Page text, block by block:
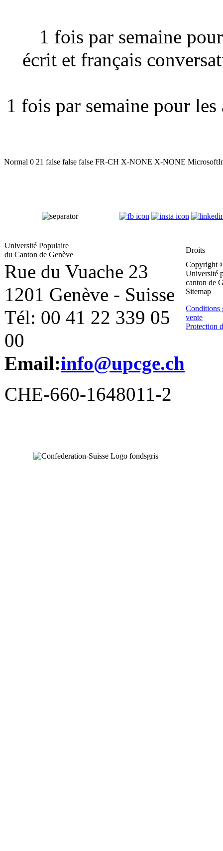
1 fois par semaine
écrit et français
1 fois par semaine pour
Normal 0 21 false false false FR-CH X-NONE X-NONE
Université Populaire
du Canton de Genève
Droits
Rue du Vuache 23
1201 Genève - Suisse
Tél: 00 41 22 339 05
00
Email:info@upcge.ch
CHE-660-1648011-2
Copyright
Université
canton de
Sitemap
Conditions
vente
Protection